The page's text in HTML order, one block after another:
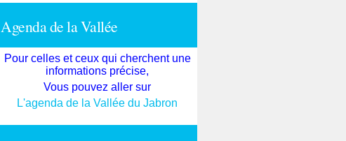
Agenda de la Vallée
Pour celles et ceux qui cherchent une
informations précise,
Vous pouvez aller sur
L'agenda de la Vallée du Jabron